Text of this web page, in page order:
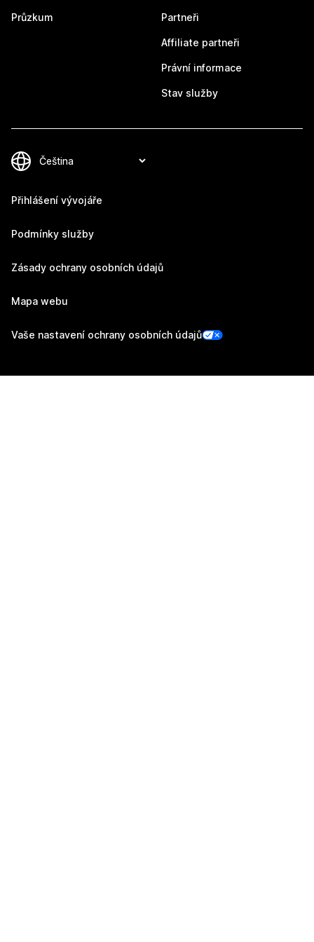
Průzkum Partneři
Affiliate partneři
Právní informace
Stav služby
Přihlášení vývojáře
Podmínky služby
Zásady ochrany osobních údajů
Mapa webu
Vaše nastavení ochrany osobních údajů